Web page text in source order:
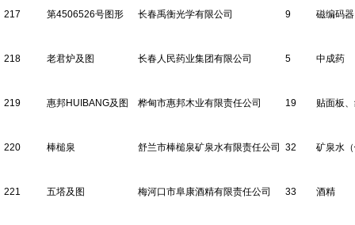
217 第4506526号图形 长春禹衡光学有限公司 9 磁编码
218 老君炉及图 长春人民药业集团有限公司 5 中成药
219 惠邦HUIBANG及图 桦甸市惠邦木业有限责任公司 19 贴面板
220 棒槌泉 舒兰市棒槌泉矿泉水有限责任公司 32 矿泉水
221 五塔及图 梅河口市阜康酒精有限责任公司 33 酒精